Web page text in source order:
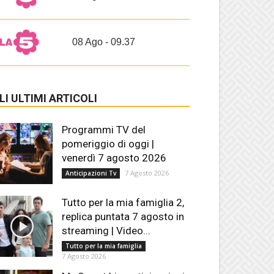
08 Ago - 09.37
ULTIMI ARTICOLI
Programmi TV del
pomeriggio di oggi |
venerdì 7 agosto 2026
Anticipazioni Tv 7 Agosto 2026
Tutto per la mia famiglia 2,
replica puntata 7 agosto in
streaming | Video...
Tutto per la mia famiglia
7 Agosto 2026